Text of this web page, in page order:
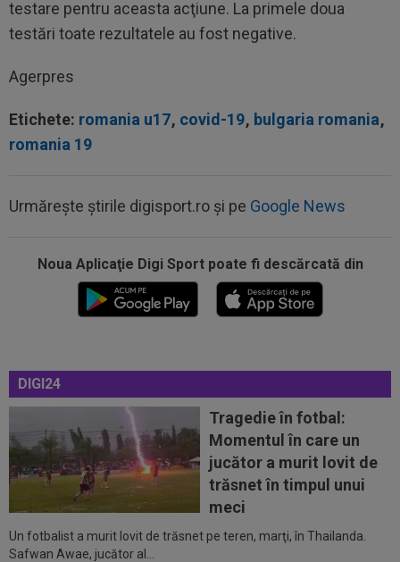
testare pentru aceasta acţiune. La primele doua
testări toate rezultatele au fost negative.
Agerpres
Etichete: romania u17, covid-19, bulgaria romania,
romania 19
Urmărește știrile digisport.ro și pe Google News
Noua Aplicaţie Digi Sport poate fi descărcată din
DIGI24
Tragedie în fotbal:
Momentul în care un
jucător a murit lovit de
trăsnet în timpul unui
meci
Un fotbalist a murit lovit de trăsnet pe teren, marţi, în Thailanda.
Safwan Awae, jucător al...
00:17
Micael Leandro a murit, după ce a fost
împușcat în timpul meciului
Surpriza serii în Europa: rezultat ”strălucitor”
23:53 FOTO
I-a lăsat ”mască”! Ce a făcut Vinicius
Junior, imediat după negocierile cu Real...
23:52 EXCLUSIV
Ilie Dumitrescu a numit cel mai
bun atacant din SuperLiga României
23:51
Surpriza din preliminariile Champions League
le-a rupt seria de victorii...
00:22 EXCLUSIV Dan Petrescu s-a decis